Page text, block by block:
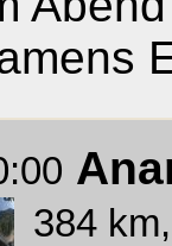
384